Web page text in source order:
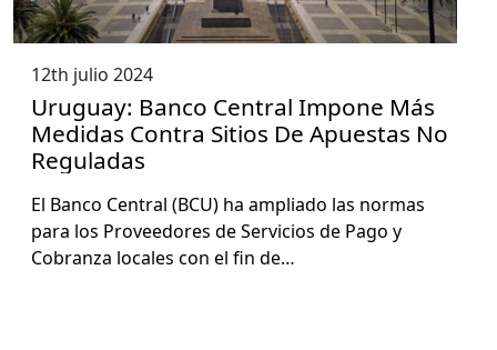
12th julio 2024
Uruguay: Banco Central Impone Más
Medidas Contra Sitios De Apuestas No
Reguladas
El Ban­co Cen­tral (BCU) ha ampli­a­do las nor­mas
para los Provee­dores de Ser­vi­cios de Pago y
Cobran­za locales con el fin de…